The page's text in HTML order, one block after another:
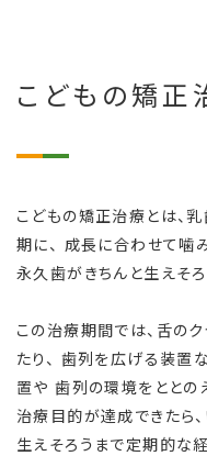
こどもの矯正
こどもの矯正治療とは、
期に、 成長に合わせて噛
永久歯がきちんと生えそ
この治療期間では、舌の
たり、 歯列を広げる装置
置や 歯列の環境をととの
治療目的が達成できたら
生えそろうまで定期的な